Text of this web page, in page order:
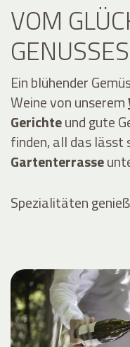
VOM
GENUSSES
Ein blühender
Weine von unserem
Gerichteund gute
finden, all das lässt
Gartenterrasse
Spezialitäten